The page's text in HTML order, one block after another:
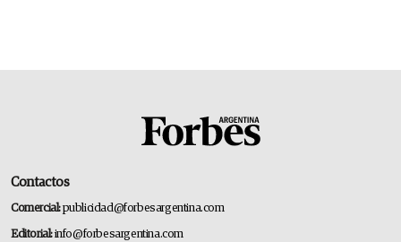
Contactos
Comercial:publicidad@forbesargentina.com
Editorial:info@forbesargentina.com